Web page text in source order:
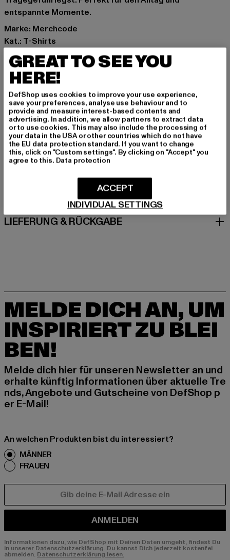
entspannte Momente.
Marke: Merchcode
Kat.: T-Shirts
Farbe: schwarz
Hersteller Farbe: black
Materialzusammensetzung: 100% Baumwolle
Art.Nr: MC1417-00007
Hersteller: TB International GmbH |info@tbint.de
Dr.-Robert-Murjahn-Straße 7 | 64372 Ober-Ramstadt |
DE
GRÖSSE & PASSFORM
PFLEGEHINWEISE
LIEFERUNG & RÜCKGABE
MELDE DICH AN, UM
INSPIRIERT ZU BLEI
BEN!
Melde dich hier für unseren Newsletter an und
erhalte künftig Informationen über aktuelle Tre
nds, Angebote und Gutscheine von DefShop p
er E-Mail!
An welchen Produkten bist du interessiert?
MÄNNER
FRAUEN
ANMELDEN
Informationen dazu, wie DefShop mit Deinen Daten umgeht, findest Du
in unserer Datenschutzerklärung. Du kannst Dich jederzeit kostenfei
abmelden. Datenschutzerklärung lesen.
GREAT TO SEE YOU
HERE!
DefShop uses cookies to improve your use experience,
save your preferences, analyse use behaviour and to
provide and measure interest-based contents and
advertising. In addition, we allow partners to extract data
or to use cookies. This may also include the processing of
your data in the USA or other countries which do not have
the EU data protection standard. If you want to change
this, click on "Custom settings". By clicking on "Accept" you
agree to this. Data protection
INDIVIDUAL SETTINGS
ACCEPT